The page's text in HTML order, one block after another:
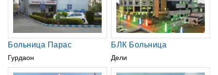
Больница Парас
Гурдаон
БЛК Больница
Дели